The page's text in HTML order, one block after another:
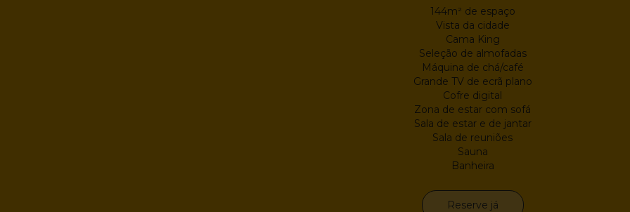
144m² de espaço
Vista da cidade
Cama King
Seleção de almofadas
Máquina de chá/café
Grande TV de ecrã plano
Cofre digital
Zona de estar com sofá
Sala de estar e de jantar
Sala de reuniões
Sauna
Banheira
Reserve já